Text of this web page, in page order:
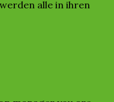
alle in ihren